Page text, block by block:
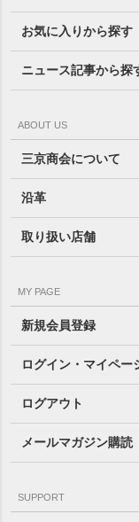
お気に入りから探す
ニュース記事から探
ABOUT US
三京商会について
沿革
取り扱い店舗
MY PAGE
新規会員登録
ログイン・マイペー
ログアウト
メールマガジン購読
SUPPORT